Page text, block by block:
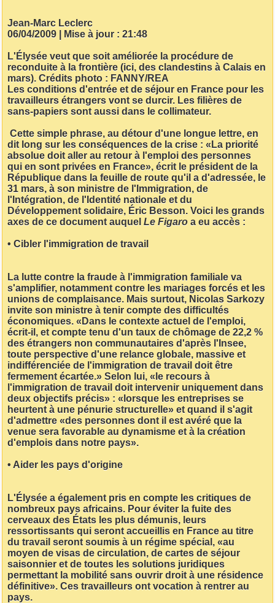
Jean-Marc Leclerc
06/04/2009 | Mise à jour : 21:48
L'Élysée veut que soit améliorée la procédure de
reconduite à la frontière (ici, des clandestins à Calais en
mars). Crédits photo : FANNY/REA
Les conditions d'entrée et de séjour en France pour les
travailleurs étrangers vont se durcir. Les filières de
sans-papiers sont aussi dans le collimateur.
Cette simple phrase, au détour d'une longue lettre, en
dit long sur les conséquences de la crise : «La priorité
absolue doit aller au retour à l'emploi des personnes
qui en sont privées en France», écrit le président de la
République dans la feuille de route qu'il a d'adressée, le
31 mars, à son ministre de l'Immigration, de
l'Intégration, de l'Identité nationale et du
Développement solidaire, Éric Besson. Voici les grands
axes de ce document auquel Le Figaro a eu accès :
• Cibler l'immigration de travail
La lutte contre la fraude à l'immigration familiale va
s'amplifier, notamment contre les mariages forcés et les
unions de complaisance. Mais surtout, Nicolas Sarkozy
invite son ministre à tenir compte des difficultés
économiques. «Dans le contexte actuel de l'emploi,
écrit-il, et compte tenu d'un taux de chômage de 22,2 %
des étrangers non communautaires d'après l'Insee,
toute perspective d'une relance globale, massive et
indifférenciée de l'immigration de travail doit être
fermement écartée.» Selon lui, «le recours à
l'immigration de travail doit intervenir uniquement dans
deux objectifs précis» : «lorsque les entreprises se
heurtent à une pénurie structurelle» et quand il s'agit
d'admettre «des personnes dont il est avéré que la
venue sera favorable au dynamisme et à la création
d'emplois dans notre pays».
• Aider les pays d'origine
L'Élysée a également pris en compte les critiques de
nombreux pays africains. Pour éviter la fuite des
cerveaux des États les plus démunis, leurs
ressortissants qui seront accueillis en France au titre
du travail seront soumis à un régime spécial, «au
moyen de visas de circulation, de cartes de séjour
saisonnier et de toutes les solutions juridiques
permettant la mobilité sans ouvrir droit à une résidence
définitive». Ces travailleurs ont vocation à rentrer au
pays.